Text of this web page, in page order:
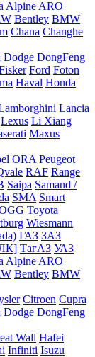
Alpine ARO
Bentley BMW
Chana Changhe
Dodge DongFeng
Ford Foton
Haval Honda
Lancia
Lexus Li Xiang
Maxus
ORA Peugeot
RAF Range
Saipa Samand /
SMA Smart
Toyota
Wiesmann
ГАЗ ЗАЗ
ТагАЗ УАЗ
Alpine ARO
Bentley BMW
Citroen Cupra
Dodge DongFeng
Wall Hafei
Infiniti Isuzu